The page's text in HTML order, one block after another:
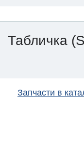
Табличка
Запчасти в